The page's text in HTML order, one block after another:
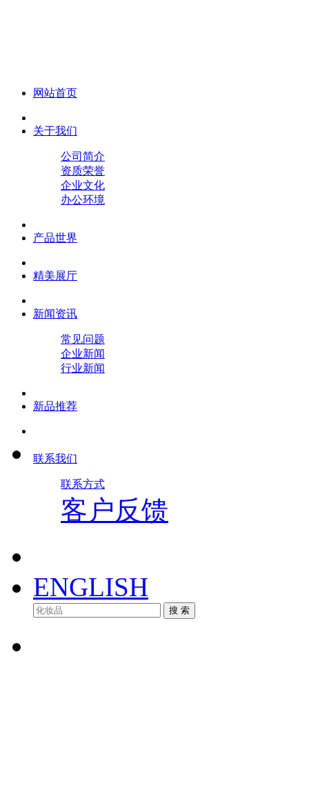
网站首页
关于我们
公司简介
资质荣誉
企业文化
办公环境
产品世界
精美展厅
新闻资讯
常见问题
企业新闻
行业新闻
新品推荐
联系我们
联系方式
客户反馈
ENGLISH